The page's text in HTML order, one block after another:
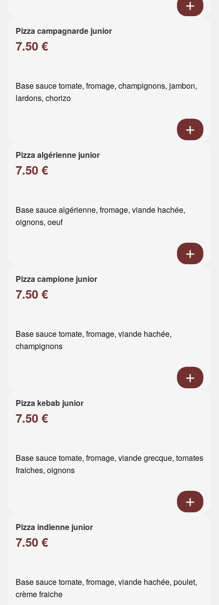
Pizza campagnarde junior
7.50 €
Base sauce tomate, fromage, champignons, jambon,
lardons, chorizo
Pizza algérienne junior
7.50 €
Base sauce algérienne, fromage, viande hachée,
oignons, oeuf
Pizza campione junior
7.50 €
Base sauce tomate, fromage, viande hachée,
champignons
Pizza kebab junior
7.50 €
Base sauce tomate, fromage, viande grecque, tomates
fraiches, oignons
Pizza indienne junior
7.50 €
Base sauce tomate, fromage, viande hachée, poulet,
crème fraiche